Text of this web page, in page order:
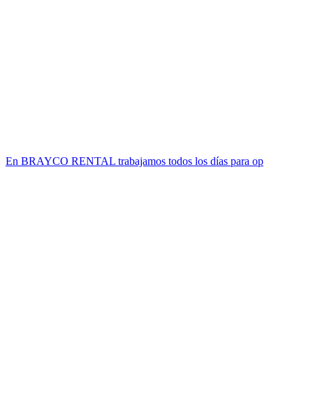
En BRAYCO RENTAL trabajamos todos los días para op